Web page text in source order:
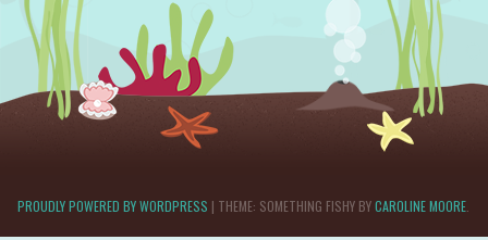
PROUDLY POWERED BY WORDPRESS | THEME: SOMETHING FISHY BYCAROLINE MOORE